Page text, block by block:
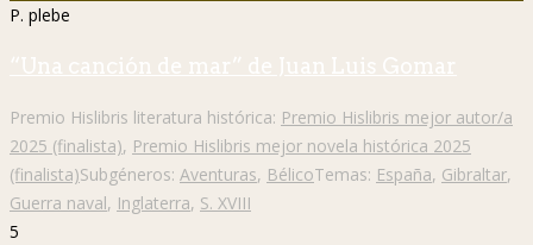
P. plebe
“Una canción de mar” de Juan Luis Gomar
Premio Hislibris literatura histórica: Premio Hislibris mejor autor/a
2025 (finalista), Premio Hislibris mejor novela histórica 2025
(finalista)Subgéneros: Aventuras, BélicoTemas: España, Gibraltar,
Guerra naval, Inglaterra, S. XVIII
5